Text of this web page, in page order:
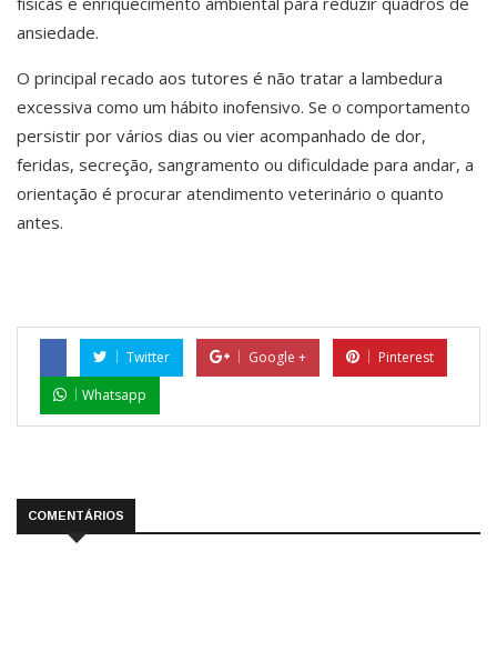
ansiedade.
O principal recado aos tutores é não tratar a lambedura
excessiva como um hábito inofensivo. Se o comportamento
persistir por vários dias ou vier acompanhado de dor,
feridas, secreção, sangramento ou dificuldade para andar, a
orientação é procurar atendimento veterinário o quanto
antes.
Twitter Google +
Pinterest
Whatsapp
COMENTÁRIOS